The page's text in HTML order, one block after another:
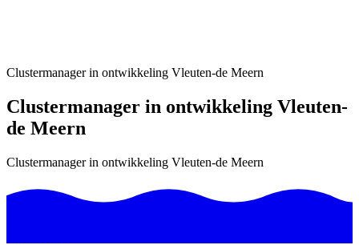
Clustermanager in ontwikkeling Vleuten-de Meern
Clustermanager in ontwikkeling Vleuten-
de Meern
Clustermanager in ontwikkeling Vleuten-de Meern